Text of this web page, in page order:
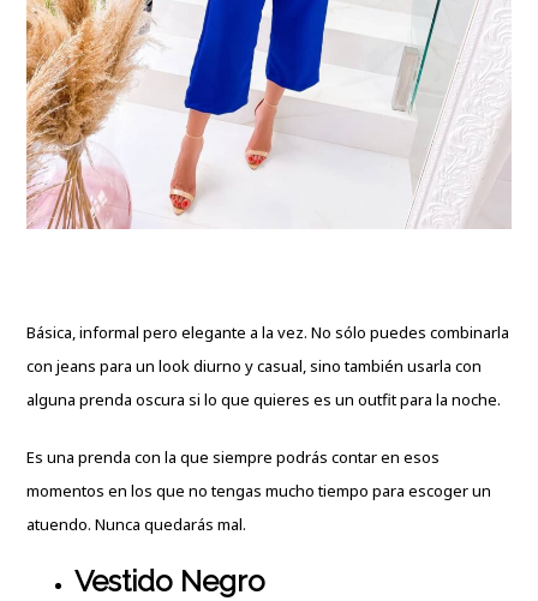
Básica, informal pero elegante a la vez. No sólo puedes combinarla
con jeans para un look diurno y casual, sino también usarla con
alguna prenda oscura si lo que quieres es un outfit para la noche.
Es una prenda con la que siempre podrás contar en esos
momentos en los que no tengas mucho tiempo para escoger un
atuendo. Nunca quedarás mal.
Vestido Negro